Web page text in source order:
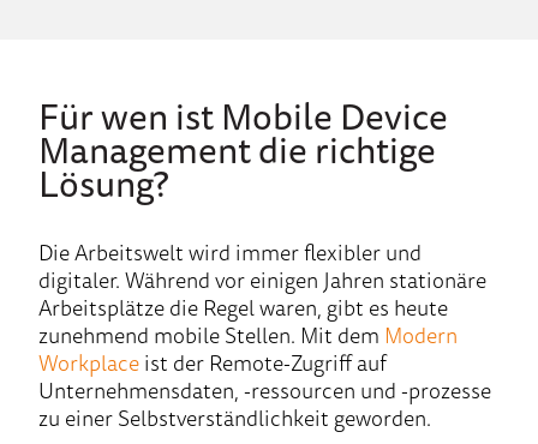
Für wen ist Mobile Device
Management die richtige
Lösung?
Die Arbeitswelt wird immer flexibler und
digitaler. Während vor einigen Jahren stationäre
Arbeitsplätze die Regel waren, gibt es heute
zunehmend mobile Stellen. Mit dem Modern
Workplaceist der Remote-Zugriff auf
Unternehmensdaten, -ressourcen und -prozesse
zu einer Selbstverständlichkeit geworden.